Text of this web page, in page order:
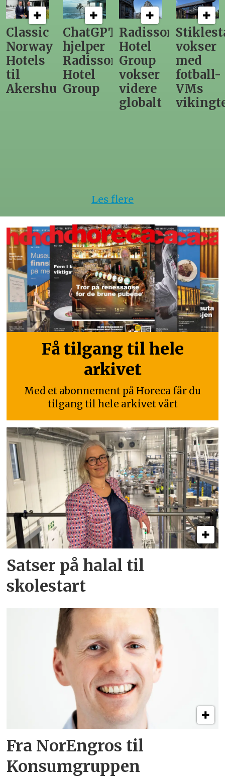
ChatGPT
hjelper
Radisson
Hotel
Group
Radisson
Hotel
Group
vokser
videre
Stiklestad
vokser
med
fotball-
VMs
vikingtematikk
Fra
direktør
til
nytt
Les flere
Få tilgang til hele
arkivet
Med et abonnement på Horeca får du
tilgang til hele arkivet vårt
Satser på halal til
skolestart
Fra NorEngros til
Konsumgruppen